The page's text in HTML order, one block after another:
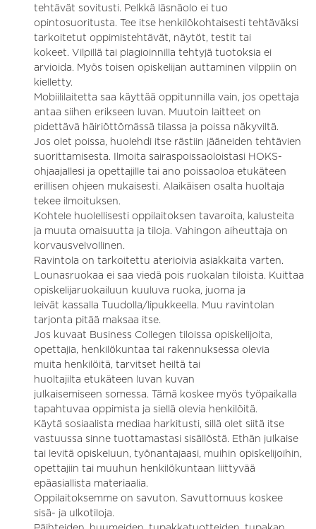
tehtävät sovitusti. Pelkkä läsnäolo ei tuo
opintosuoritusta. Tee itse henkilökohtaisesti tehtäväksi
tarkoitetut oppimistehtävät, näytöt, testit tai
kokeet. Vilpillä tai plagioinnilla tehtyjä tuotoksia ei
arvioida. Myös toisen opiskelijan auttaminen vilppiin on
kielletty.
Mobiililaitetta saa käyttää oppitunnilla vain, jos opettaja
antaa siihen erikseen luvan. Muutoin laitteet on
pidettävä häiriöttömässä tilassa ja poissa näkyviltä.
Jos olet poissa, huolehdi itse rästiin jääneiden tehtävien
suorittamisesta. Ilmoita sairaspoissaoloistasi HOKS-
ohjaajallesi ja opettajille tai ano poissaoloa etukäteen
erillisen ohjeen mukaisesti. Alaikäisen osalta huoltaja
tekee ilmoituksen.
Kohtele huolellisesti oppilaitoksen tavaroita, kalusteita
ja muuta omaisuutta ja tiloja. Vahingon aiheuttaja on
korvausvelvollinen.
Ravintola on tarkoitettu aterioivia asiakkaita varten.
Lounasruokaa ei saa viedä pois ruokalan tiloista. Kuittaa
opiskelijaruokailuun kuuluva ruoka, juoma ja
leivät kassalla Tuudolla/lipukkeella. Muu ravintolan
tarjonta pitää maksaa itse.
Jos kuvaat Business Collegen tiloissa opiskelijoita,
opettajia, henkilökuntaa tai rakennuksessa olevia
muita henkilöitä, tarvitset heiltä tai
huoltajilta etukäteen luvan kuvan
julkaisemiseen somessa. Tämä koskee myös työpaikalla
tapahtuvaa oppimista ja siellä olevia henkilöitä.
Käytä sosiaalista mediaa harkitusti, sillä olet siitä itse
vastuussa sinne tuottamastasi sisällöstä. Ethän julkaise
tai levitä opiskeluun, työnantajaasi, muihin opiskelijoihin,
opettajiin tai muuhun henkilökuntaan liittyvää
epäasiallista materiaalia.
Oppilaitoksemme on savuton. Savuttomuus koskee
sisä- ja ulkotiloja.